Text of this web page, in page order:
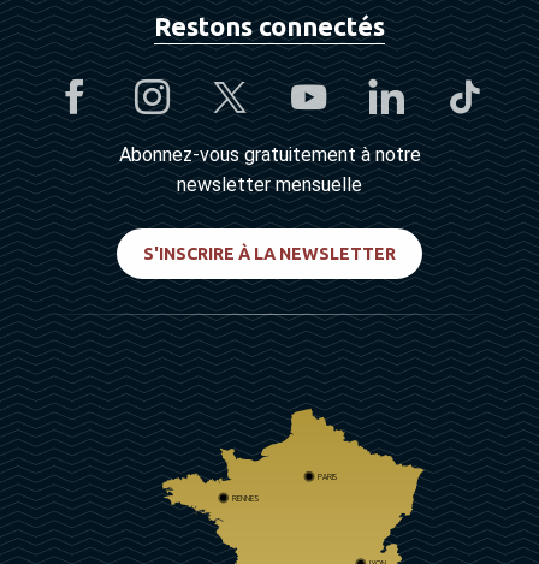
Restons connectés
Abonnez-vous gratuitement à notre
newsletter mensuelle
S'INSCRIRE À LA NEWSLETTER
PARIS
RENNES